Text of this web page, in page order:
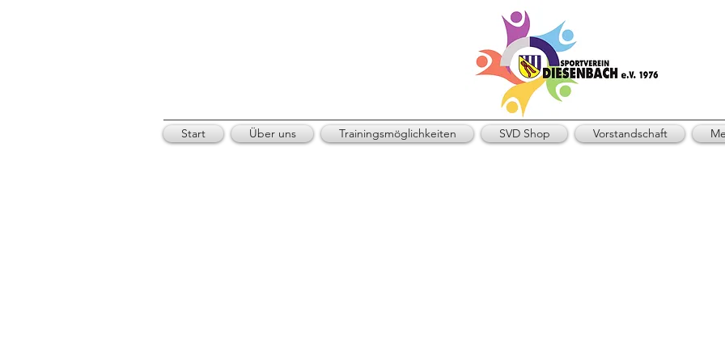
Start Über uns Trainingsmöglichkeiten SVD Shop Vorstandschaft